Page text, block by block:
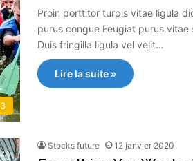
Proin porttitor turpis vitae ligula
purus congue Feugiat purus vitae
Duis fringilla ligula vel velit…
Lire la suite »
Stocks future 12 janvier 2020